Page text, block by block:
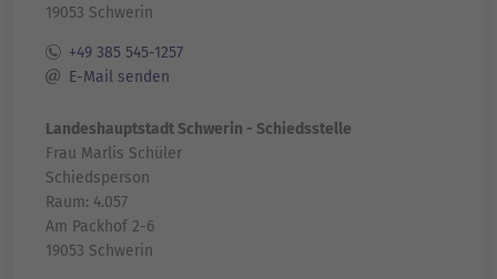
19053 Schwerin
+49 385 545-1257
E-Mail senden
Landeshauptstadt Schwerin - Schiedsstelle
Frau Marlis Schüler
Schiedsperson
Raum: 4.057
Am Packhof 2-6
19053 Schwerin